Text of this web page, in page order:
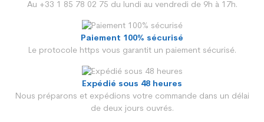
Au +33 1 85 78 02 75 du lundi au vendredi de 9h à 17h.
Paiement 100% sécurisé
Le protocole https vous garantit un paiement sécurisé.
Expédié sous 48 heures
Nous préparons et expédions votre commande dans un délai
de deux jours ouvrés.